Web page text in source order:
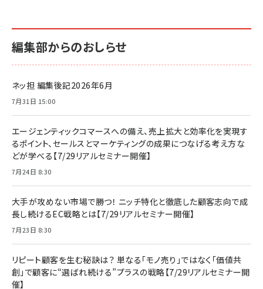
編集部からのおしらせ
ネッ担 編集後記2026年6月
7月31日 15:00
エージェンティックコマースへの備え、売上拡大と効率化を実現す
るポイント、セールスとマーケティングの成果につなげる考え方な
どが学べる【7/29リアルセミナー開催】
7月24日 8:30
大手が攻めない市場で勝つ！ ニッチ特化と徹底した顧客志向で成
長し続けるEC戦略とは【7/29リアルセミナー開催】
7月23日 8:30
リピート顧客を生む秘訣は？ 単なる「モノ売り」ではなく「価値共
創」で顧客に“選ばれ続ける”プラスの戦略【7/29リアルセミナー開
催】